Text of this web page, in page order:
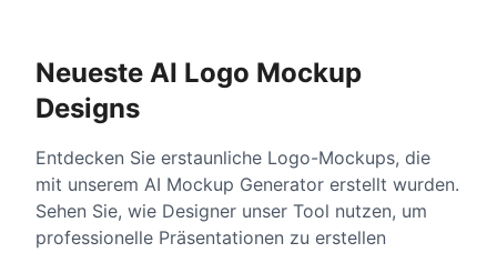
Neueste AI Logo Mockup
Designs
Entdecken Sie erstaunliche Logo-Mockups, die
mit unserem AI Mockup Generator erstellt wurden.
Sehen Sie, wie Designer unser Tool nutzen, um
professionelle Präsentationen zu erstellen